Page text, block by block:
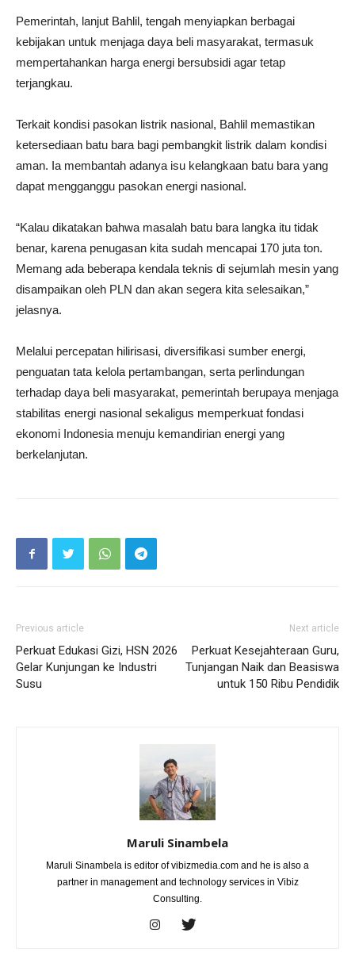
Pemerintah, lanjut Bahlil, tengah menyiapkan berbagai
kebijakan untuk menjaga daya beli masyarakat, termasuk
mempertahankan harga energi bersubsidi agar tetap
terjangkau.
Terkait kondisi pasokan listrik nasional, Bahlil memastikan
ketersediaan batu bara bagi pembangkit listrik dalam kondisi
aman. Ia membantah adanya isu kelangkaan batu bara yang
dapat mengganggu pasokan energi nasional.
“Kalau dikatakan bahwa masalah batu bara langka itu tidak
benar, karena penugasan kita sudah mencapai 170 juta ton.
Memang ada beberapa kendala teknis di sejumlah mesin yang
disampaikan oleh PLN dan akan segera kita selesaikan,”
jelasnya.
Melalui percepatan hilirisasi, diversifikasi sumber energi,
penguatan tata kelola pertambangan, serta perlindungan
terhadap daya beli masyarakat, pemerintah berupaya menjaga
stabilitas energi nasional sekaligus memperkuat fondasi
ekonomi Indonesia menuju kemandirian energi yang
berkelanjutan.
Previous article
Perkuat Edukasi Gizi, HSN 2026
Gelar Kunjungan ke Industri
Susu
Next article
Perkuat Kesejahteraan Guru,
Tunjangan Naik dan Beasiswa
untuk 150 Ribu Pendidik
Maruli Sinambela
Maruli Sinambela is editor of vibizmedia.com and he is also a
partner in management and technology services in Vibiz
Consulting.